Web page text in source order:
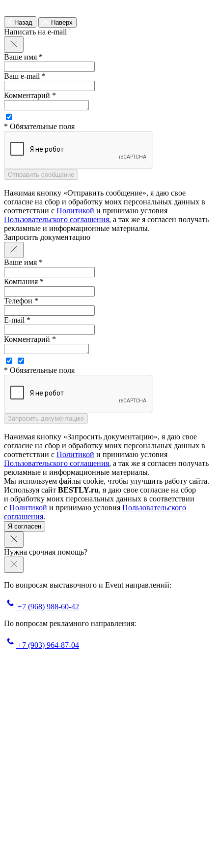
Назад Наверх
Написать на e-mail
Ваше имя *
Ваш e-mail *
Комментарий *
* Обязательные поля
Нажимая кнопку «Отправить сообщение», я даю свое
согласие на сбор и обработку моих персональных данных в
соответствии с Политикой и принимаю условия
Пользовательского соглашения, а так же я согласен получать
рекламные и информационные материалы.
Запросить документацию
Ваше имя *
Компания *
Телефон *
E-mail *
Комментарий *
* Обязательные поля
Нажимая кнопку «Запросить документацию», я даю свое
согласие на сбор и обработку моих персональных данных в
соответствии с Политикой и принимаю условия
Пользовательского соглашения, а так же я согласен получать
рекламные и информационные материалы.
Мы используем файлы cookie, чтобы улучшить работу сайта.
Используя сайт BESTLY.ru, я даю свое согласие на сбор
и обработку моих персональных данных в соответствии
с Политикой и принимаю условия Пользовательского
соглашения.
Я согласен
Нужна срочная помощь?
По вопросам выставочного и Event направлений:
+7 (968) 988-60-42
По вопросам рекламного направления:
+7 (903) 964-87-04